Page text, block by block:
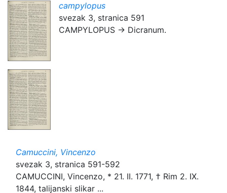
campylopus
svezak 3, stranica 591
CAMPYLOPUS → Dicranum.
Camuccini, Vincenzo
svezak 3, stranica 591-592
CAMUCCINI, Vincenzo, * 21. II. 1771, † Rim 2. IX.
1844, talijanski slikar ...